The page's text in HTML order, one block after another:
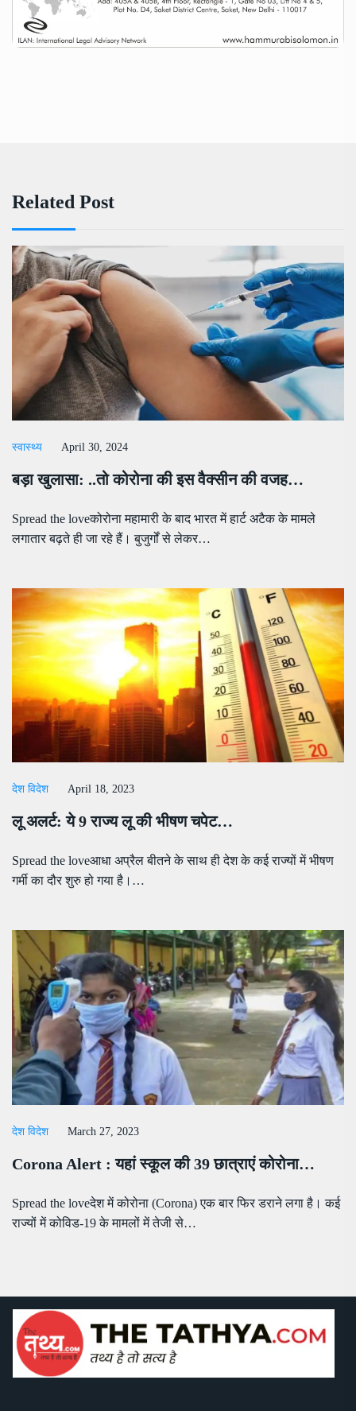
Related Post
स्वास्थ्य April 30, 2024
बड़ा खुलासा: ..तो कोरोना की इस वैक्सीन की वजह…
Spread the loveकोरोना महामारी के बाद भारत में हार्ट अटैक के मामले
लगातार बढ़ते ही जा रहे हैं। बुजुर्गों से लेकर…
देश विदेश April 18, 2023
लू अलर्ट: ये 9 राज्य लू की भीषण चपेट…
Spread the loveआधा अप्रैल बीतने के साथ ही देश के कई राज्यों में भीषण
गर्मी का दौर शुरु हो गया है।…
देश विदेश March 27, 2023
Corona Alert : यहां स्कूल की 39 छात्राएं कोरोना…
Spread the loveदेश में कोरोना (Corona) एक बार फिर डराने लगा है। कई
राज्यों में कोविड-19 के मामलों में तेजी से…